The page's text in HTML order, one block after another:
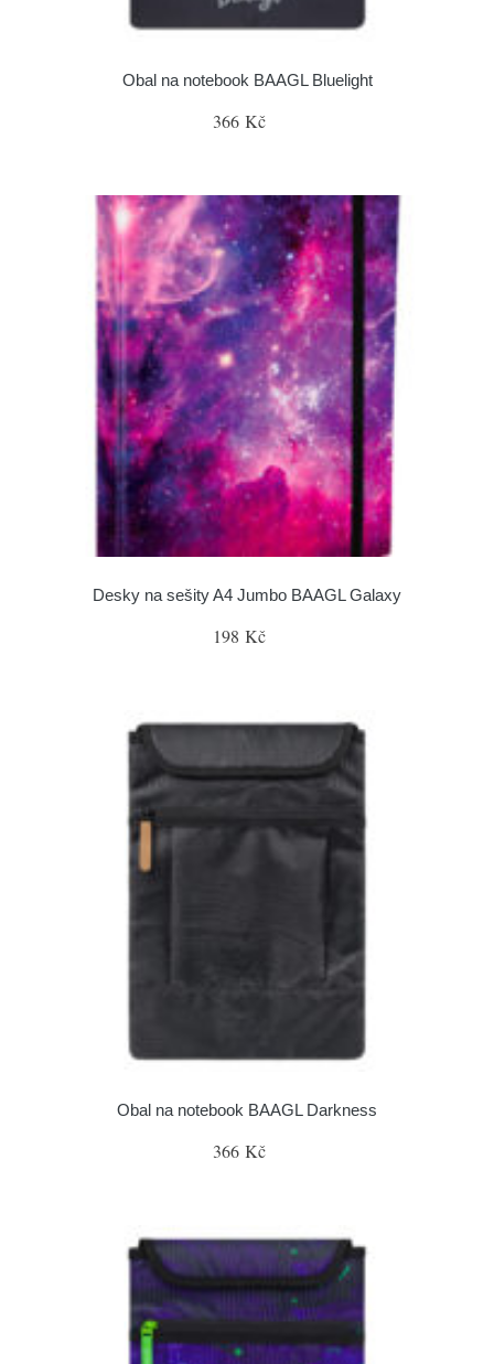
Obal na notebook BAAGL Bluelight
366 Kč
Desky na sešity A4 Jumbo BAAGL Galaxy
198 Kč
Obal na notebook BAAGL Darkness
366 Kč